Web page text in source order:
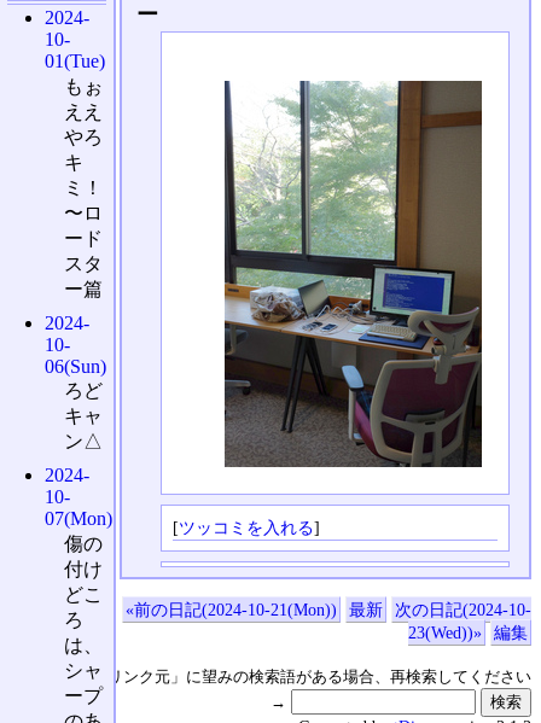
ー
[ツッコミを入れる]
«前の日記(2024-10-21(Mon)) 最新
次の日記(2024-10-
23(Wed))»
編集
↑の「本日のリンク元」に望みの検索語がある場合、再検索してください
→
2024-
10-
01(Tue)
もぉ
ええ
やろ
キ
ミ！
〜ロ
ード
スタ
ー篇
2024-
10-
06(Sun)
ろど
キャ
ン△
2024-
10-
07(Mon)
傷の
付け
どこ
ろ
は、
シャ
ープ